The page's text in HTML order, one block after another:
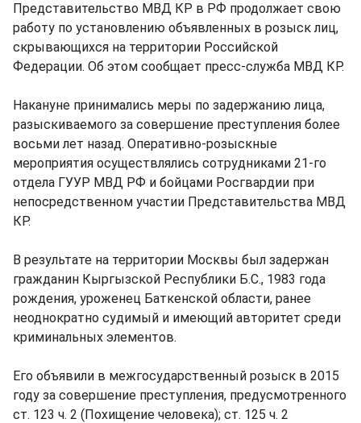
Представительство МВД КР в РФ продолжает свою
работу по установлению объявленных в розыск лиц,
скрывающихся на территории Российской
Федерации. Об этом сообщает пресс-служба МВД КР.
Накануне принимались меры по задержанию лица,
разыскиваемого за совершение преступления более
восьми лет назад. Оперативно-розыскные
мероприятия осуществлялись сотрудниками 21-го
отдела ГУУР МВД РФ и бойцами Росгвардии при
непосредственном участии Представительства МВД
КР.
В результате на территории Москвы был задержан
гражданин Кыргызской Республики Б.С., 1983 года
рождения, уроженец Баткенской области, ранее
неоднократно судимый и имеющий авторитет среди
криминальных элементов.
Его объявили в межгосударственный розыск в 2015
году за совершение преступления, предусмотренного
ст. 123 ч. 2 (Похищение человека); ст. 125 ч. 2